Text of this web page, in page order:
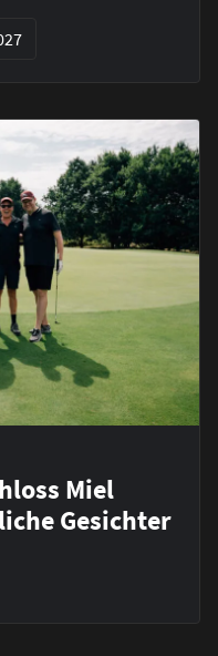
Miel
Gesichter